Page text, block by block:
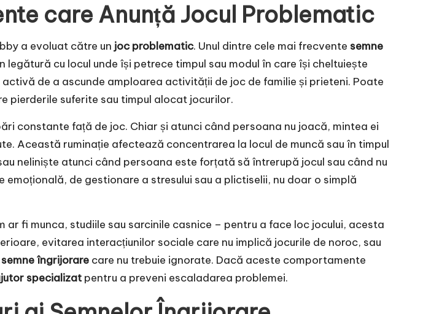
care Anunță Jocul Problematic
a evoluat către un joc problematic. Unul dintre cele mai frecvente semne
cu locul unde își petrece timpul sau modul în care își cheltuiește
de a ascunde amploarea activității de joc de familie și prieteni. Poate
pierderile suferite sau timpul alocat jocurilor.
constante față de joc. Chiar și atunci când persoana nu joacă, mintea ei
Această ruminație afectează concentrarea la locul de muncă sau în timpul
neliniște atunci când persoana este forțată să întrerupă jocul sau când nu
de gestionare a stresului sau a plictiselii, nu doar o simplă
fi munca, studiile sau sarcinile casnice – pentru a face loc jocului, acesta
evitarea interacțiunilor sociale care nu implică jocurile de noroc, sau
semne îngrijorare care nu trebuie ignorate. Dacă aceste comportamente
specializat pentru a preveni escaladarea problemei.